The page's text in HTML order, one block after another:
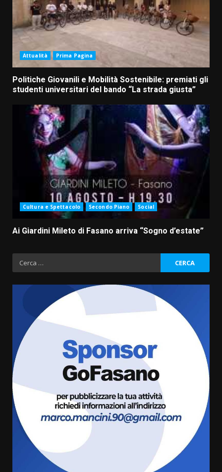
Attualità Prima Pagina
Politiche Giovanili e Mobilità Sostenibile: premiati gli
studenti universitari del bando “La strada giusta”
Cultura e Spettacolo Secondo Piano Social
Ai Giardini Mileto di Fasano arriva “Sogno d’estate”
Ricerca
per:
3
“I Contestatori: Musica di
Rivoluzione”: nuovo
Banda”
7 Agosto 2026 06:05
US Fasano, Scianaro: “Profonda
amarezza per esclusione dal
campionato di calcio”
7 Agosto 2026 06:00
Fasanese ferito a colpi di arma
da fuoco